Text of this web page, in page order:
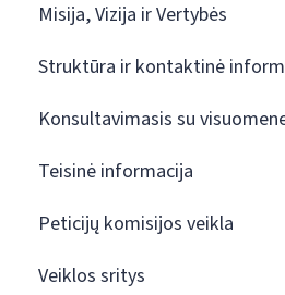
Misija, Vizija ir Vertybės
Struktūra ir kontaktinė
Konsultavimasis su
Teisinė informacija
Peticijų komisijos veikla
Veiklos sritys